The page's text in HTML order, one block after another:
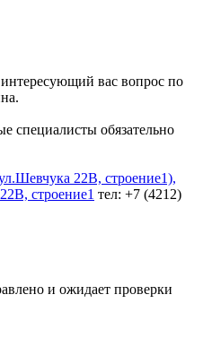
вас вопрос по
специалисты обязательно
22В, строение1),
строение1 тел: +7 (4212)
и ожидает проверки